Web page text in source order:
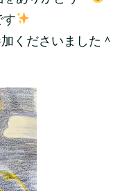
くださいました＾